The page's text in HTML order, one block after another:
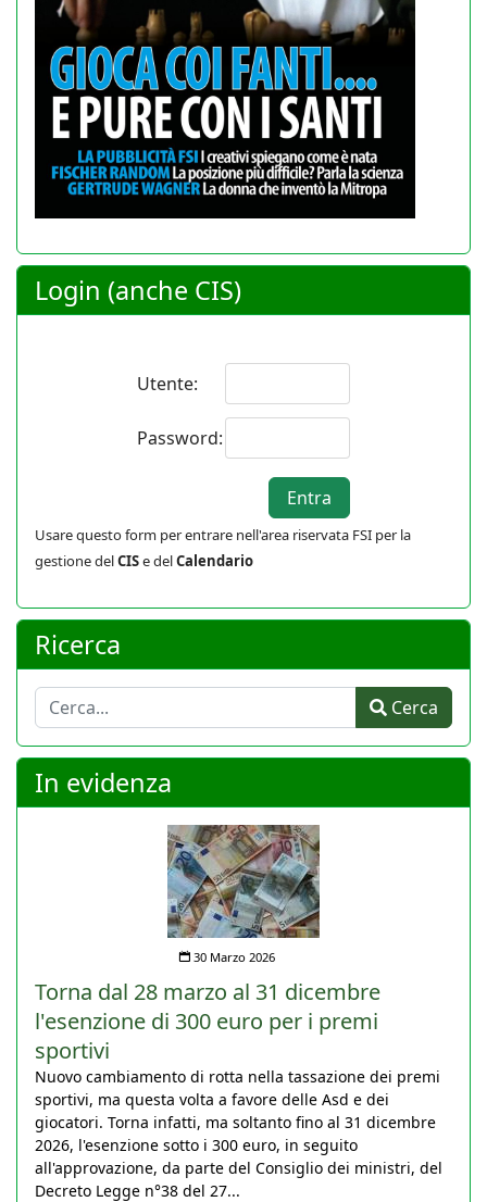
Login (anche CIS)
Utente:
Password:
Usare questo form per entrare nell'area riservata FSI per la
gestione delCISe delCalendario
Ricerca
Cerca Cerca
In evidenza
30 Marzo 2026
Torna dal 28 marzo al 31 dicembre
l'esenzione di 300 euro per i premi
sportivi
Nuovo cambiamento di rotta nella tassazione dei premi
sportivi, ma questa volta a favore delle Asd e dei
giocatori. Torna infatti, ma soltanto fino al 31 dicembre
2026, l'esenzione sotto i 300 euro, in seguito
all'approvazione, da parte del Consiglio dei ministri, del
Decreto Legge n°38 del 27...